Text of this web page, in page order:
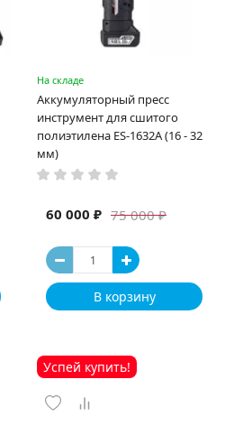
На складе
Аккумуляторный пресс
инструмент для сшитого
полиэтилена ES-1632A (16 - 32
мм)
75 000 ₽
60 000 ₽
В корзину
Успей купить!